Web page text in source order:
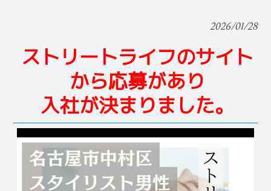
2026/01/28
ストリートライフのサイト
から応募があり
入社が決まりました。